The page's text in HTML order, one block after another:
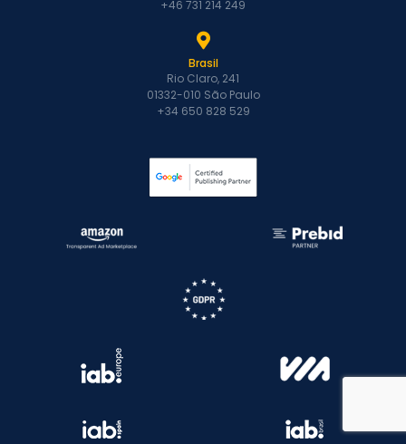
+46 731 214 249
Brasil
Rio Claro, 241
01332-010 São Paulo
+34 650 828 529